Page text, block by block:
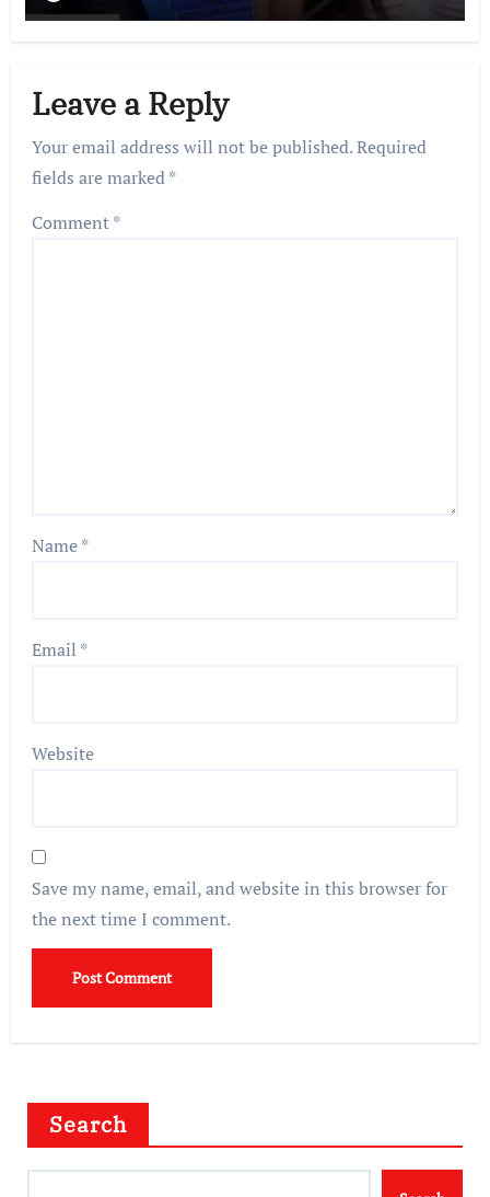
Leave a Reply
Your email address will not be published.Required
fields are marked*
Comment*
Name*
Email *
Website
Save my name, email, and website in this browser for
the next time I comment.
Search